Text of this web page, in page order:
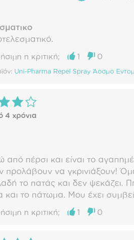
η κριτική; 1 0
Uni-Pharma Repel Spray Άοσμο
4 χρόνια
από πέρσι και είναι το
προλάβουν να γκρινιάξουν!
το πατάς και δεν ψεκάζει.
και το πάτωμα. Μου έχει
η κριτική; 1 0